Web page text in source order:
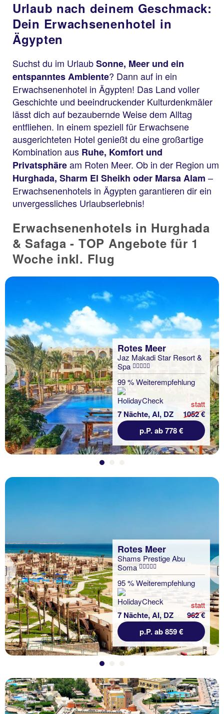
Urlaub nach deinem Geschmack:
Dein Erwachsenenhotel in
Ägypten
Suchst du im UrlaubSonne, Meer und ein
entspanntes Ambiente? Dann auf in ein
Erwachsenenhotel in Ägypten! Das Land voller
Geschichte und beeindruckender Kulturdenkmäler
lässt dich auf bezaubernde Weise dem Alltag
entfliehen. In einem speziell für Erwachsene
ausgerichteten Hotel genießt du eine großartige
Kombination aus Ruhe, Komfort und
Privatsphäream Roten Meer. Ob in der Region um
Hurghada, Sharm El Sheikh oder Marsa Alam –
Erwachsenenhotels in Ägypten garantieren dir ein
unvergessliches Urlaubserlebnis!
Erwachsenenhotels in Hurghada
& Safaga - TOP Angebote für 1
Woche inkl. Flug
Previous
Rotes Meer
Jaz Makadi Star Resort &
Spa
99 % Weiterempfehlung
7 Nächte, AI, DZ
statt
1052 €
p.P. ab 778 €
Previous
Rotes Meer
Shams Prestige Abu
Soma
95 % Weiterempfehlung
7 Nächte, AI, DZ
statt
962 €
p.P. ab 859 €